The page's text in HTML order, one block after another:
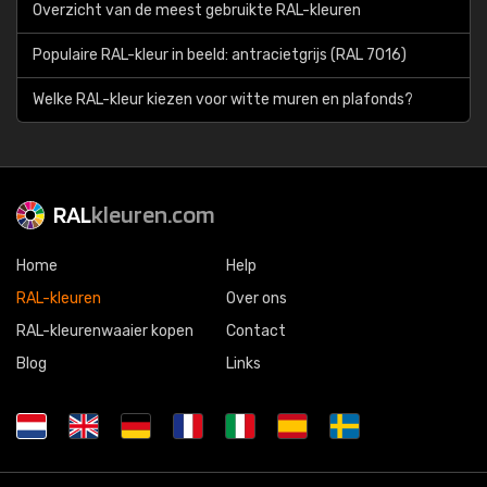
Overzicht van de meest gebruikte RAL-kleuren
Populaire RAL-kleur in beeld: antracietgrijs (RAL 7016)
Welke RAL-kleur kiezen voor witte muren en plafonds?
RALkleuren.com
Home
RAL-kleuren
RAL-kleurenwaaier kopen
Blog
Help
Over ons
Contact
Links